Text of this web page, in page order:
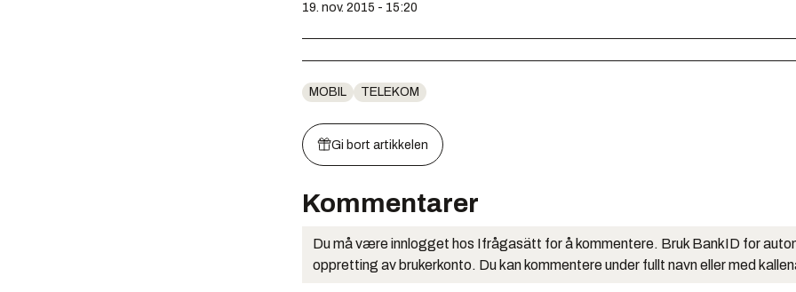
19. nov. 2015 - 15:20
MOBIL TELEKOM
Gi bort artikkelen
Kommentarer
Du må være innlogget hos Ifrågasätt for å kommentere. Bruk BankID for
oppretting av brukerkonto. Du kan kommentere under fullt navn eller med